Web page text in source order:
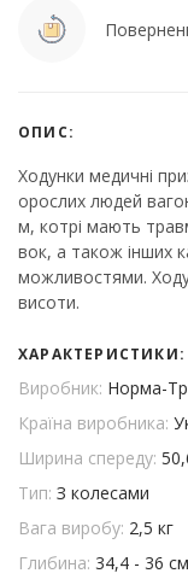
ОПИС:
Ходунки медичні
орослих людей
м, котрі мають
вок, а також інших
можливостями.
висоти.
ХАРАКТЕРИСТИКИ:
Виробник: Норма-
Країна виробника:
Ширина спереду:
Тип: З колесами
Вага виробу: 2,5 кг
Глибина: 34,4 - 36 см